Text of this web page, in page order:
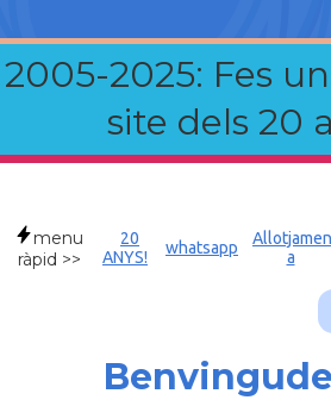
2005-2025: Fes
site dels 20
menu
ràpid >>
20
ANYS!
whatsapp
a